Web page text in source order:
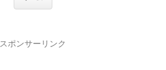
スポンサーリンク